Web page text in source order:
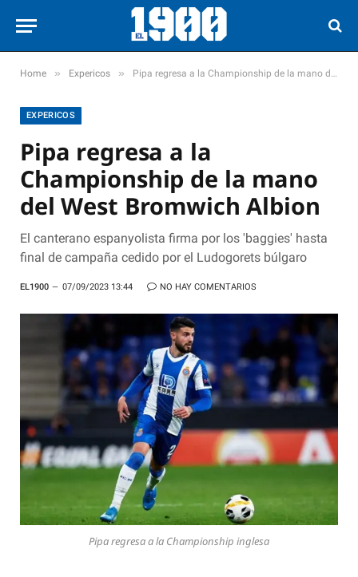
Home » Expericos » Pipa regresa a la Championship de la mano del West Bromwich Albion
EXPERICOS
Pipa regresa a la
Championship de la mano
del West Bromwich Albion
El canterano espanyolista firma por los 'baggies' hasta
final de campaña cedido por el Ludogorets búlgaro
EL1900 07/09/2023 13:44 NO HAY COMENTARIOS
Pipa regresa a la Championship inglesa